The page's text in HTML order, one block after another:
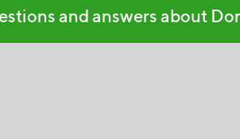
and answers about